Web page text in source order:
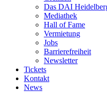
Das DAI
Mediathek
Hall of Fame
Vermietung
Jobs
Barrierefreiheit
Newsletter
Tickets
Kontakt
News